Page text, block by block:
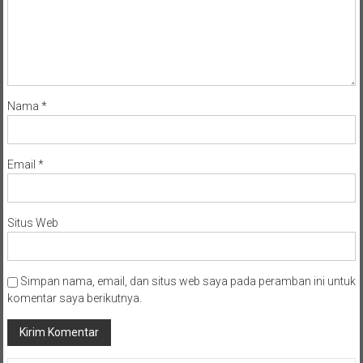
Nama *
Email *
Situs Web
Simpan nama, email, dan situs web saya pada peramban ini untuk
komentar saya berikutnya.